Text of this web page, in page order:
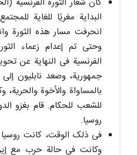
البدایة مغریًا للغایة
انحرفت مسار هذه الثورة
وحتى تم إعدام زعماء
الفرنسیة فی النهایة عن
جمهوریة، وصعد نابلیون
بالمساواة والأخوة والحریة،
روسیا.
فی ذلک الوقت، کانت
وکانت فی حالة حرب مع